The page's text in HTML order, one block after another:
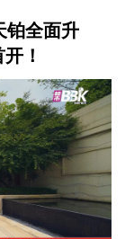
铂全面升
！